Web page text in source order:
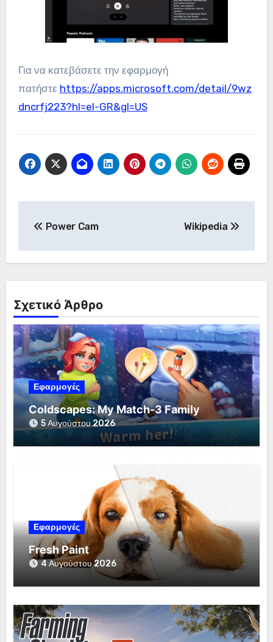
Για να κατεβάσετε την εφαρμογή
πατήστε https://apps.microsoft.com/detail/9wz
dncrfj223?hl=el-GR&gl=US
άρθρων
Power Cam Wikipedia
Σχετικό Άρθρο
Εφαρμογές
Coldscapes: My Match-3 Family
5 Αυγούστου 2026
Εφαρμογές
Fresh Paint
4 Αυγούστου 2026